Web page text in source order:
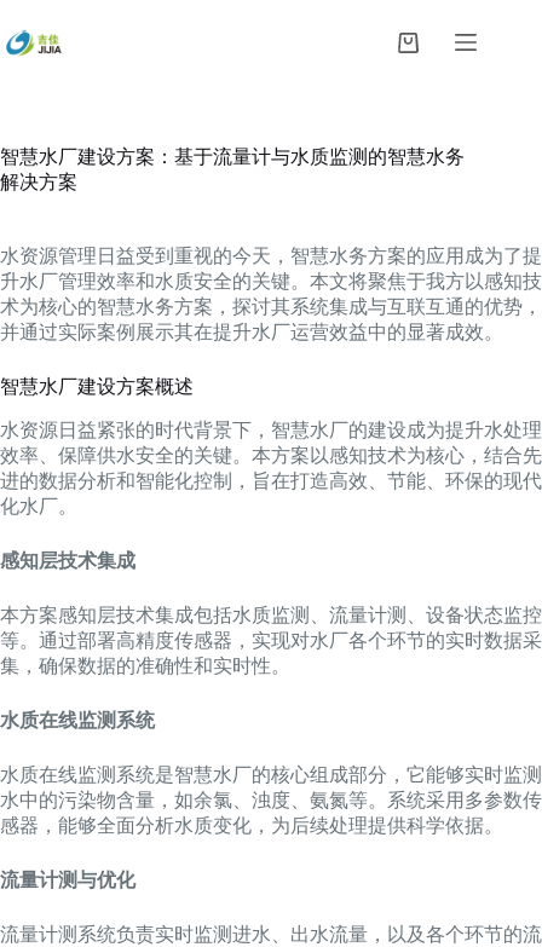
过
内
购
智慧水厂建设方案：基于流量计与水质监测的智慧水务
解决方案
水资源管理日益受到重视的今天，智慧水务方案的应用成为了提
升水厂管理效率和水质安全的关键。本文将聚焦于我方以感知技
术为核心的智慧水务方案，探讨其系统集成与互联互通的优势，
并通过实际案例展示其在提升水厂运营效益中的显著成效。
智慧水厂建设方案概述
水资源日益紧张的时代背景下，智慧水厂的建设成为提升水处理
效率、保障供水安全的关键。本方案以感知技术为核心，结合先
进的数据分析和智能化控制，旨在打造高效、节能、环保的现代
化水厂。
感知层技术集成
本方案感知层技术集成包括水质监测、流量计测、设备状态监控
等。通过部署高精度传感器，实现对水厂各个环节的实时数据采
集，确保数据的准确性和实时性。
水质在线监测系统
水质在线监测系统是智慧水厂的核心组成部分，它能够实时监测
水中的污染物含量，如余氯、浊度、氨氮等。系统采用多参数传
感器，能够全面分析水质变化，为后续处理提供科学依据。
流量计测与优化
流量计测系统负责实时监测进水、出水流量，以及各个环节的流